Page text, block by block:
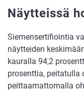
Näytteissä
Siemensertifiointia
näytteiden
kauralla 94,2
prosenttia, peitatulla
peittaamattomalla